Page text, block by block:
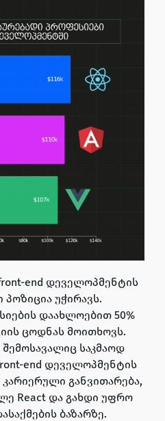
end დეველოპმენტის
უჭირავს.
დაახლოებით 50%
ცოდნას მოითხოვს.
საკმაოდ
end დეველოპმენტის
განვითარება,
React და გახდი უფრო
ბაზარზე.